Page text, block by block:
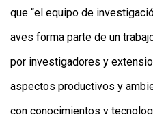
que “el equipo de
aves forma parte de un
por investigadores y
aspectos productivos y
con conocimientos y